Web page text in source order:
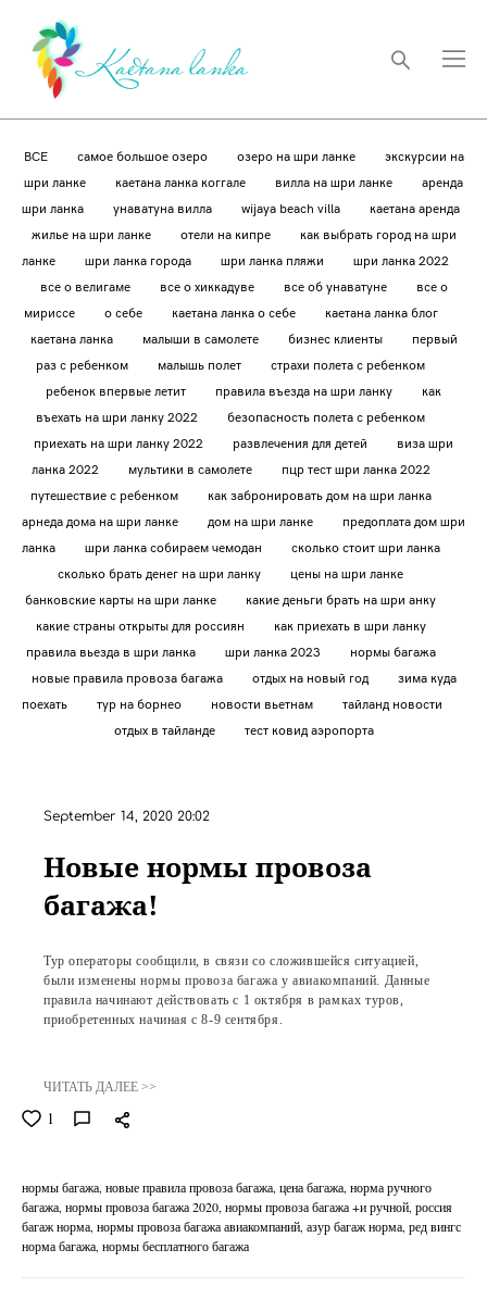
ВСЕ самое большое озеро озеро на шри ланке
экскурсии на
шри ланке
каетана ланка коггале вилла на шри ланке
аренда
шри ланка
унаватуна вилла wijaya beach villa
каетана аренда
жилье на шри ланке
отели на кипре
как выбрать город на шри
ланке
шри ланка города шри ланка пляжи
шри ланка 2022
все о велигаме
все о хиккадуве все об унаватуне
все о
мириссе
о себе каетана ланка о себе
каетана ланка блог
каетана ланка
малыши в самолете бизнес клиенты
первый
раз с ребенком
малышь полет
страхи полета с ребенком
ребенок впервые летит
правила въезда на шри ланку
как
въехать на шри ланку 2022
безопасность полета с ребенком
приехать на шри ланку 2022
развлечения для детей
виза шри
ланка 2022
мультики в самолете
пцр тест шри ланка 2022
путешествие с ребенком
как забронировать дом на шри ланка
арнеда дома на шри ланке
дом на шри ланке
предоплата дом шри
ланка
шри ланка собираем чемодан
сколько стоит шри ланка
сколько брать денег на шри ланку
цены на шри ланке
банковские карты на шри ланке
какие деньги брать на шри анку
какие страны открыты для россиян
как приехать в шри ланку
правила вьезда в шри ланка
шри ланка 2023
нормы багажа
новые правила провоза багажа
отдых на новый год
зима куда
поехать
тур на борнео новости вьетнам
тайланд новости
отдых в тайланде
тест ковид аэропорта
Новые нормы провоза
багажа!
September 14, 2020 20:02
Тур операторы сообщили, в связи со сложившейся ситуацией,
были изменены нормы провоза багажа у авиакомпаний. Данные
правила начинают действовать с 1 октября в рамках туров,
приобретенных начиная с 8-9 сентября.
ЧИТАТЬ ДАЛЕЕ >>
1
нормы багажа новые правила провоза багажа цена багажа норма ручного
багажа нормы провоза багажа 2020 нормы провоза багажа +и ручной россия
багаж норма нормы провоза багажа авиакомпаний азур багаж норма ред вингс
норма багажа нормы бесплатного багажа